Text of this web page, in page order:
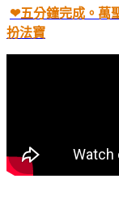
❤五分鐘完成。萬
扮法寶